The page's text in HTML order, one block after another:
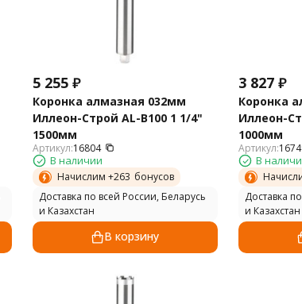
5 255 ₽
Коронка алмазная 032мм
Иллеон-Строй AL-B100 1 1/4"
1500мм
Артикул:16804
В наличии
Начислим +263 бонусов
Доставка по всей России, Беларусь
и Казахстан
В корзину
3 827 ₽
Коронка
Иллеон-
1000мм
Артикул:
В
Доставка
и Казахстан